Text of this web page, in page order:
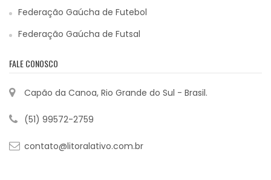
Federação Gaúcha de Futebol
Federação Gaúcha de Futsal
FALE CONOSCO
Capão da Canoa, Rio Grande do Sul - Brasil.
(51) 99572-2759
contato@litoralativo.com.br